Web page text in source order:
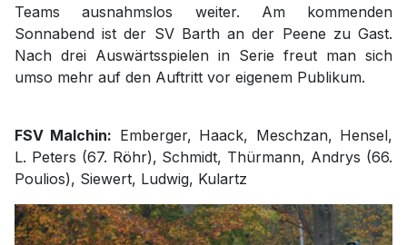
Teams ausnahmslos weiter. Am kommenden
Sonnabend ist der SV Barth an der Peene zu Gast.
Nach drei Auswärtsspielen in Serie freut man sich
umso mehr auf den Auftritt vor eigenem Publikum.
FSV Malchin: Emberger, Haack, Meschzan, Hensel,
L. Peters (67. Röhr), Schmidt, Thürmann, Andrys (66.
Poulios), Siewert, Ludwig, Kulartz